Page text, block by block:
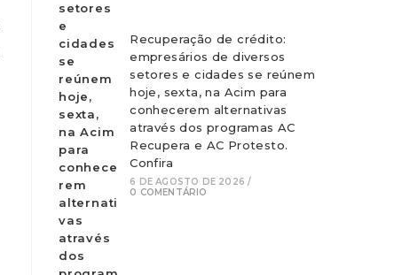
Recuperação de crédito:
empresários de diversos
setores e cidades se reúnem
hoje, sexta, na Acim para
conhecerem alternativas
através dos programas AC
Recupera e AC Protesto.
Confira
6 DE AGOSTO DE 2026 /
0 COMENTÁRIO